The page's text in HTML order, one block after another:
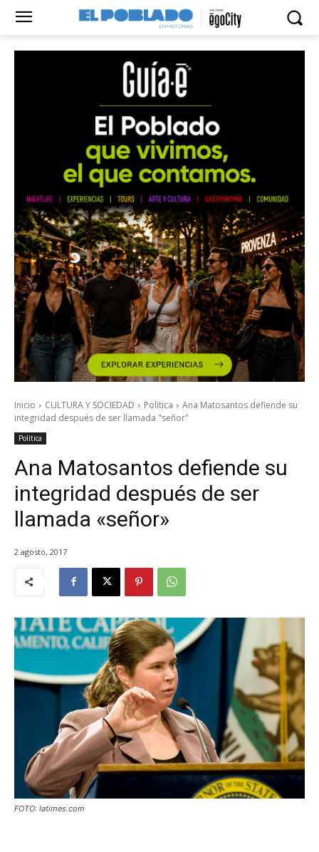
Inicio CULTURA Y SOCIEDAD Política
Ana Matosantos defiende su
integridad después de ser llamada "señor"
Política
Ana Matosantos defiende su
integridad después de ser
llamada «señor»
2 agosto, 2017
FOTO: latimes.com